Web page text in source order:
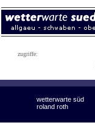
zugriffe:
wetterwarte süd
roland roth